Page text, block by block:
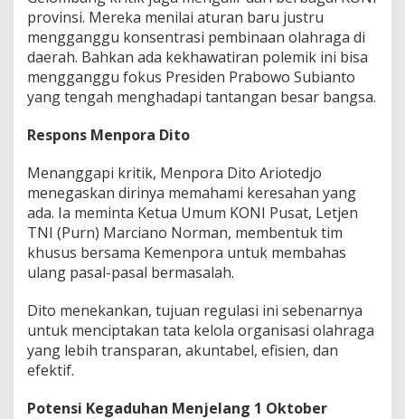
provinsi. Mereka menilai aturan baru justru
mengganggu konsentrasi pembinaan olahraga di
daerah. Bahkan ada kekhawatiran polemik ini bisa
mengganggu fokus Presiden Prabowo Subianto
yang tengah menghadapi tantangan besar bangsa.
Respons Menpora Dito
Menanggapi kritik, Menpora Dito Ariotedjo
menegaskan dirinya memahami keresahan yang
ada. Ia meminta Ketua Umum KONI Pusat, Letjen
TNI (Purn) Marciano Norman, membentuk tim
khusus bersama Kemenpora untuk membahas
ulang pasal-pasal bermasalah.
Dito menekankan, tujuan regulasi ini sebenarnya
untuk menciptakan tata kelola organisasi olahraga
yang lebih transparan, akuntabel, efisien, dan
efektif.
Potensi Kegaduhan Menjelang 1 Oktober